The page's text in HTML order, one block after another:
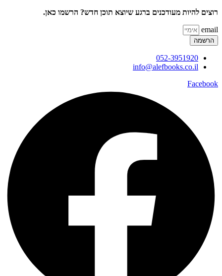
רוצים להיות מעודכנים ברגע שיוצא תוכן חדש? הרשמו כאן.
email
הרשמה
052-3951920
info@alefbooks.co.il
Facebook